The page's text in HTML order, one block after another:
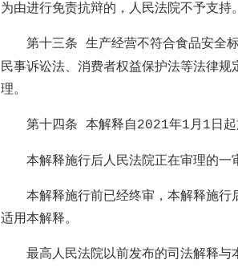
为由进行免责抗辩的，人民法院不予支持
第十三条
生产经营不符合食品安全
民事诉讼法、消费者权益保护法等法律
理。
第十四条 本解释自2021年1 月 1 日
本解释施行后人民法院正在审理的一
本解释施行前已经终审，本解释施行
适用本解释。
最高人民法院以前发布的司法解释与